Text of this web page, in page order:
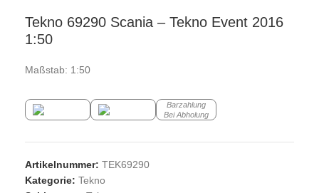
Tekno 69290 Scania – Tekno Event 2016
1:50
Maßstab: 1:50
Barzahlung
Bei Abholung
Artikelnummer: TEK69290
Kategorie: Tekno